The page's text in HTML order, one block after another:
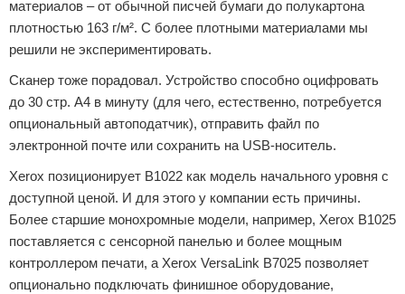
материалов – от обычной писчей бумаги до полукартона
плотностью 163 г/м². С более плотными материалами мы
решили не экспериментировать.
Сканер тоже порадовал. Устройство способно оцифровать
до 30 стр. А4 в минуту (для чего, естественно, потребуется
опциональный автоподатчик), отправить файл по
электронной почте или сохранить на USB-носитель.
Xerox позиционирует В1022 как модель начального уровня с
доступной ценой. И для этого у компании есть причины.
Более старшие монохромные модели, например, Xerox B1025
поставляется с сенсорной панелью и более мощным
контроллером печати, а Xerox VersaLink B7025 позволяет
опционально подключать финишное оборудование,